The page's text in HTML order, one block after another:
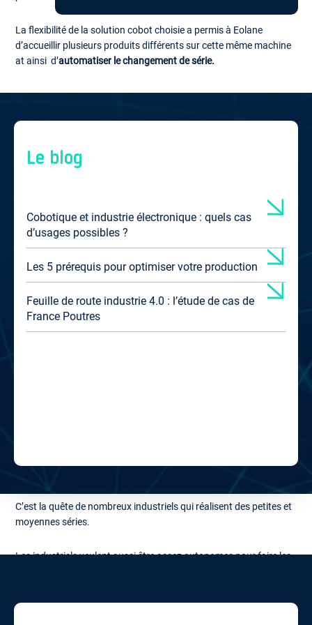
La flexibilité de la solution cobot choisie a permis à Eolane
d’accueillir plusieurs produits différents sur cette même machine
at ainsi d’automatiser le changement de série.
La machine universelle
ET S’IL EXISTAIT UNE « MACHINE UNIVERSELLE » ?
Pour optimiser le retour sur investissement d’un AMR, il est
Les TOP MODULES sont des outils complémentaires aux AMR et
permettent une multiplication des cas d’usages (chariot,
rouleau…). Ils offrent donc une standardisation de moyens
C’est la quête de nombreux industriels qui réalisent des petites et
moyennes séries.
Les industriels veulent aussi être assez autonomes pour faire les
des temps d’immobilisation très courts pour passer à un nouveau
Le blog
Cobotique et industrie électronique : quels cas
d’usages possibles ?
Les 5 prérequis pour optimiser votre production
Feuille de route industrie 4.0 : l’étude de cas de
France Poutres